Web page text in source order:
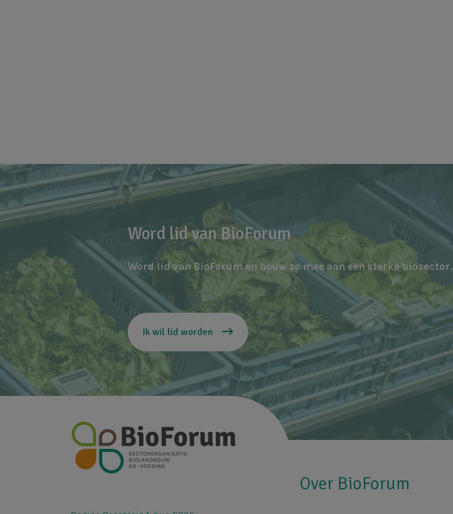
Word lid van BioForum
Word lid van BioForum en bouw zo mee aan een sterke biosector.
Ik wil lid worden
Over BioForum